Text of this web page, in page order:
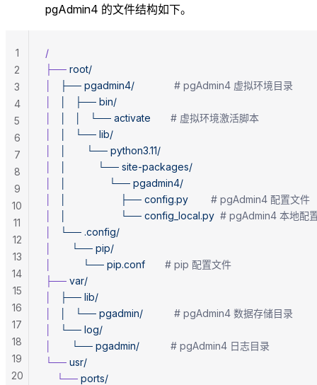
pgAdmin4 的文件结构如下。
/
├── root/
   ├──
pgadmin4/
              # pgAdmin4 虚拟环境目录
   ├──
bin/
   └──
activate
       # 虚拟环境激活脚本
   └──
lib/
       └──
python3.11/
           └──
site-packages/
               └──
pgadmin4/
                   ├──
config.py
        # pgAdmin4 配置文件
                   └──
config_local.py
# pgAdmin4 本地配
   └──
.config/
       └──
pip/
           └──
pip.conf
       # pip 配置文件
├── var/
   ├──
lib/
   └──
pgadmin/
           # pgAdmin4 数据存储目录
   └──
log/
       └──
pgadmin/
           # pgAdmin4 日志目录
└── usr/
    └──
ports/
1
2
3
4
5
6
7
8
9
10
11
12
13
14
15
16
17
18
19
20